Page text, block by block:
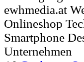
ewhmedia.at
Onlineshop
Smartphone
Unternehmen